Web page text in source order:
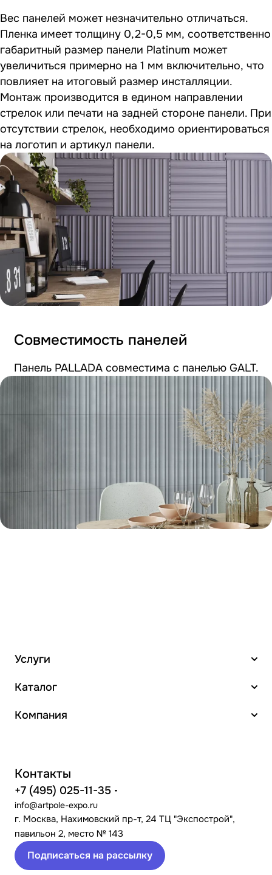
Вес панелей может незначительно отличаться.
Пленка имеет толщину 0,2-0,5 мм, соответственно
габаритный размер панели Platinum может
увеличиться примерно на 1 мм включительно, что
повлияет на итоговый размер инсталляции.
Монтаж производится в едином направлении
стрелок или печати на задней стороне панели. При
отсутствии стрелок, необходимо ориентироваться
на логотип и артикул панели.
Совместимость панелей
Панель PALLADA совместима с панелью GALT.
Услуги
Каталог
Компания
Контакты
+7 (495) 025-11-35
info@artpole-expo.ru
г. Москва, Нахимовский пр-т, 24 ТЦ "Экспострой",
павильон 2, место № 143
Подписаться на рассылку